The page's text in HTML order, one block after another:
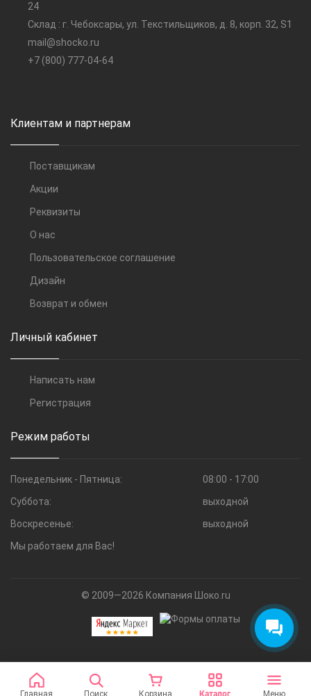
24
Склад : г. Чебоксары, ул. Текстильщиков, д. 8, корп. 32, S1
mail@shocko.ru
+7 (800) 777-04-64
Клиентам и партнерам
Поставщикам
Акции
Реквизиты
О нас
Пользовательское соглашение
Дизайн
Возврат и обмен
Личный кабинет
Написать нам
Регистрация
Режим работы
Понедельник - Пятница:
08:00 - 17:00
Суббота:
выходной
Воскресенье:
выходной
Мы работаем для Вас!
© 2009—2026 Компания Шоко.ru
Главная Поиск Корзина Каталог Меню